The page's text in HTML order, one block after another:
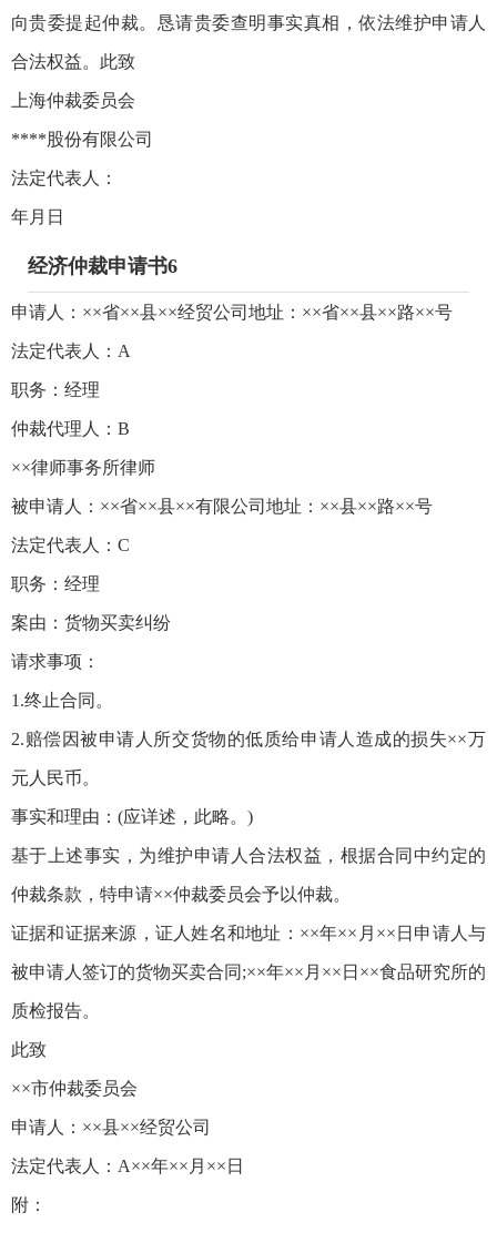
向贵委提起仲裁。恳请贵委查明事实真相，依法维护申请人
合法权益。此致
上海仲裁委员会
****股份有限公司
法定代表人：
年月日
经济仲裁申请书6
申请人：××省××县××经贸公司地址：××省××县××路××号
法定代表人：A
职务：经理
仲裁代理人：B
××律师事务所律师
被申请人：××省××县××有限公司地址：××县××路××号
法定代表人：C
职务：经理
案由：货物买卖纠纷
请求事项：
1.终止合同。
2.赔偿因被申请人所交货物的低质给申请人造成的损失××万
元人民币。
事实和理由：(应详述，此略。)
基于上述事实，为维护申请人合法权益，根据合同中约定的
仲裁条款，特申请××仲裁委员会予以仲裁。
证据和证据来源，证人姓名和地址：××年××月××日申请人与
被申请人签订的货物买卖合同;××年××月××日××食品研究所的
质检报告。
此致
××市仲裁委员会
申请人：××县××经贸公司
法定代表人：A××年××月××日
附：